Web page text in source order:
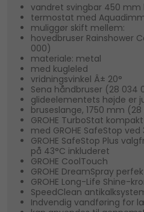
vandret svingbar 450 mm
termostat med
muliggør skift mellem:
hovedbruser Rainshower
000)
materiale: metal
med kugleled
vridningsvinkel Â± 20°
Sena håndbruser (28 034
glideelementets højde er
bruseslange, 1750 mm
GROHE TurboStat
med GROHE SafeStop ved
GROHE SafeStop Plus
på 43°C inkluderet
GROHE CoolTouch
GROHE DreamSpray
GROHE Long-Life Shine-
SpeedClean
Indvendig vandføring for